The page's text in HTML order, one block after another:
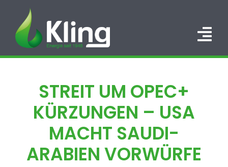
springen
PORTFOLIO
KARRIERE
STREIT UM OPEC+
KÜRZUNGEN – USA
MACHT SAUDI-
ARABIEN VORWÜRFE